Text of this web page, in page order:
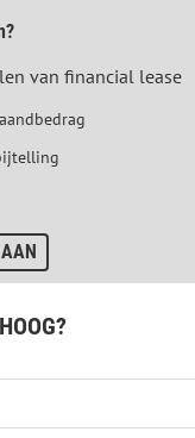
van financial lease